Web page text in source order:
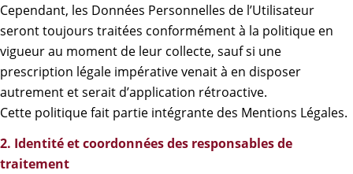
Cependant, les Données Personnelles de l’Utilisateur
seront toujours traitées conformément à la politique en
vigueur au moment de leur collecte, sauf si une
prescription légale impérative venait à en disposer
autrement et serait d’application rétroactive.
Cette politique fait partie intégrante des Mentions Légales.
2. Identité et coordonnées des responsables de
traitement